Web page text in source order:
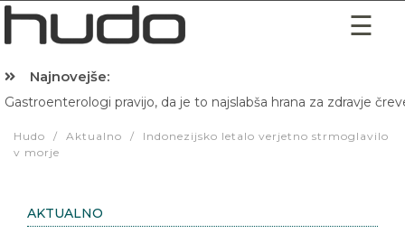
Najnovejše:
Gastroenterologi pravijo, da je to najslabša hrana za zdravje
Hudo / Aktualno /
Indonezijsko letalo verjetno strmoglavilo
v morje
AKTUALNO